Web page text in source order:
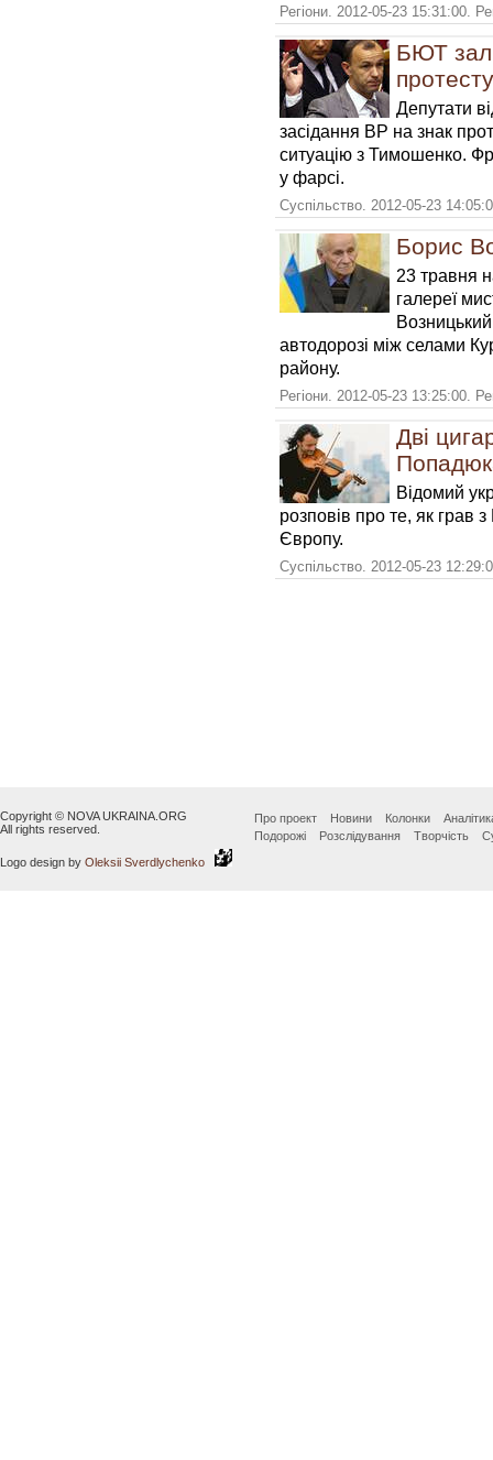
Регіони. 2012-05-23 15:31:00.
БЮТ
протесту
Депутати
засідання ВР на знак
ситуацію з Тимошенко.
у фарсі.
Суспільство. 2012-05-23
Борис
23 травня
галереї
автодорозі між селами
району.
Регіони. 2012-05-23 13:25:00.
Дві
Відомий
розповів про те, як грав
Європу.
Суспільство. 2012-05-23
Copyright © NOVA UKRAINA.ORG
All rights reserved.
Logo design by Oleksii Sverdlychenko
Про проект Новини Колонки
Подорожі
Розслідування Творчість